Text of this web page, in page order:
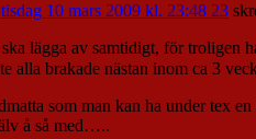
tisdag 10 mars 2009 kl. 23:48 23
ska lägga av samtidigt, för
alla brakade nästan inom ca 3
som man kan ha under tex
å så med…..